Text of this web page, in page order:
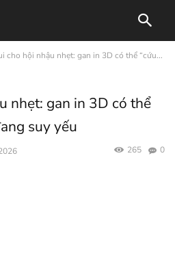
cho hội nhậu nhẹt: gan in 3D có thể “cứu...
nhẹt: gan in 3D có thể
suy yếu
0
265